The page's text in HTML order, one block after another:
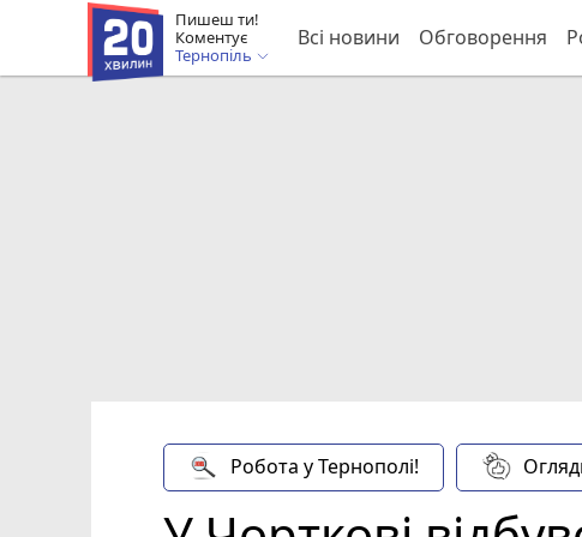
Пишеш ти!
Коментує
Тернопіль
Всі новини Обговорення
Робота у Тернополі!